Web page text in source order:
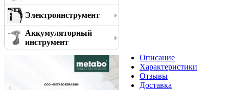
Электроинструмент
Аккумуляторный
инструмент
Описание
Характеристики
Отзывы
Доставка